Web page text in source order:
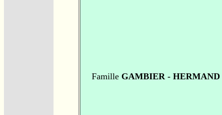
Famille GAMBIER - HERMAND